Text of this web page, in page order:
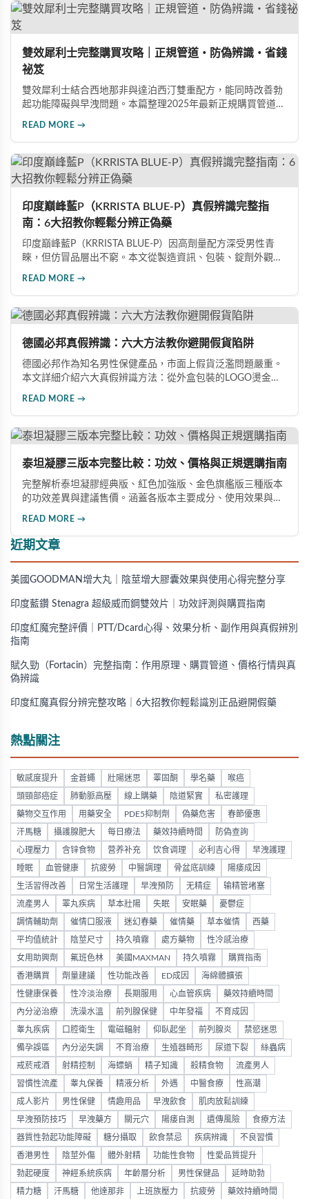
雙效犀利士完整購買攻略｜正規管道・防偽辨識・省錢
祕笈
雙效犀利士結合西地那非與達泊西汀雙重配方，能同時改善勃
起功能障礙與早洩問題。本篇整理2025年最新正規購買管道、
READ MORE →
印度巔峰藍P（KRRISTA BLUE-P）真假辨識完整指
南：6大招教你輕鬆分辨正偽藥
印度巔峰藍P（KRRISTA BLUE-P）因高劑量配方深受男性青
睞，但仿冒品層出不窮。本文從製造資訊、包裝、錠劑外觀、
READ MORE →
德國必邦真假辨識：六大方法教你避開假貨陷阱
德國必邦作為知名男性保健產品，市面上假貨泛濫問題嚴重。
本文詳細介紹六大真假辨識方法：從外盒包裝的LOGO燙金工
產品。
READ MORE →
泰坦凝膠三版本完整比較：功效、價格與正規選購指南
完整解析泰坦凝膠經典版、紅色加強版、金色旗艦版三種版本
的功效差異與建議售價。涵蓋各版本主要成分、使用效果與適
READ MORE →
近期文章
美國GOODMAN增大丸｜陰莖增大膠囊效果與使用心得完整分享
印度藍鑽 Stenagra 超級威而鋼雙效片｜功效評測與購買指南
印度紅魔完整評價｜PTT/Dcard心得、效果分析、副作用與真假辨別
指南
賦久勁（Fortacin）完整指南：作用原理、購買管道、價格行情與真
偽辨識
印度紅魔真假分辨完整攻略｜6大招教你輕鬆識別正品避開假藥
熱點關注
敏感度提升 金蒼蠅 壯陽迷思 睪固酮 學名藥 喉癌
頭頸部癌症 肺動脈高壓 線上購藥 陰道緊實 私密護理
藥物交互作用 用藥安全 PDE5抑制劑 偽藥危害 春節優惠
汗馬糖 攝護腺肥大 每日療法 藥效持續時間 防偽查詢
心理壓力 含锌食物 营养补充 饮食调理 必利吉心得 早洩護理
睡眠 血管健康 抗疲勞 中醫調理 骨盆底訓練 陽痿成因
生活習得改善 日常生活護理 早洩預防 无精症 输精管堵塞
流產男人 睪丸疾病 草本壯陽 失眠 安眠藥 憂鬱症
調情輔助劑 催情口服液 迷幻春藥 催情藥 草本催情 西藥
平均值統計 陰莖尺寸 持久噴霧 處方藥物 性冷感治療
女用助興劑 氟班色林 美國MAXMAN 持久噴霧 購買指南
香港購買 劑量建議 性功能改善 ED成因 海綿體擴張
性健康保養 性冷淡治療 長期服用 心血管疾病 藥效持續時間
內分泌治療 洗澡水溫 前列腺保健 中年發福 不育成因
睾丸疾病 口腔衛生 電磁輻射 仰臥起坐 前列腺炎 禁慾迷思
備孕誤區 內分泌失調 不育治療 生殖器畸形 尿道下裂 絲蟲病
戒菸戒酒 射精控制 海螵蛸 精子知識 殺精食物 流產男人
習慣性流產 睾丸保養 精液分析 外遇 中醫食療 性高潮
成人影片 男性保健 情趣用品 早洩飲食 肌肉放鬆訓練
早洩預防技巧 早洩藥方 關元穴 陽痿自測 遺傳風險 食療方法
器質性勃起功能障礙 糖分攝取 飲食禁忌 疾病辨識 不良習慣
香港男性 陰莖外傷 體外射精 功能性食物 性愛品質提升
勃起硬度 神經系統疾病 年齡層分析 男性保健品 延時助勃
精力糖 汗馬糖 他達那非 上班族壓力 抗疲勞 藥效持續時間